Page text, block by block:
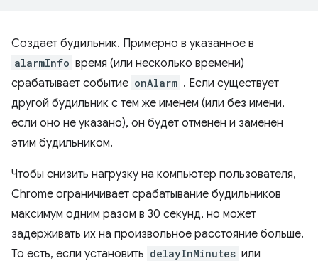
Создает будильник. Примерно в указанное в
alarmInfo время (или несколько времени)
срабатывает событие onAlarm . Если существует
другой будильник с тем же именем (или без имени,
если оно не указано), он будет отменен и заменен
этим будильником.
Чтобы снизить нагрузку на компьютер пользователя,
Chrome ограничивает срабатывание будильников
максимум одним разом в 30 секунд, но может
задерживать их на произвольное расстояние больше.
То есть, если установить delayInMinutes или